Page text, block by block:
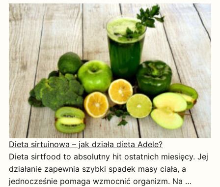
Dieta sirtuinowa – jak działa dieta Adele?
Dieta sirtfood to absolutny hit ostatnich miesięcy. Jej
działanie zapewnia szybki spadek masy ciała, a
jednocześnie pomaga wzmocnić organizm. Na …